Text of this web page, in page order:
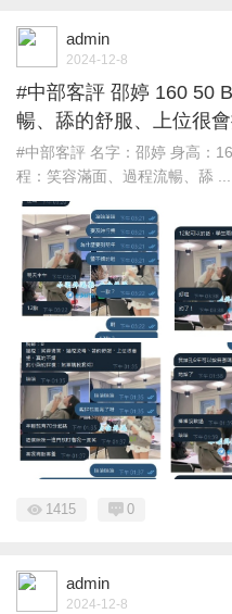
admin
2024-12-8
#中部客評 邵婷 160 50
暢、舔的舒服、上位很
#中部客評 名字：邵婷 身高：
程：笑容滿面、過程流暢、舔 ...
1415 0
admin
2024-12-8